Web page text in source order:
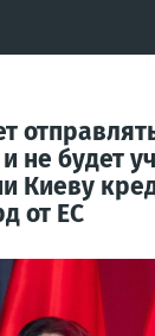
не будет
Киеву
от ЕС